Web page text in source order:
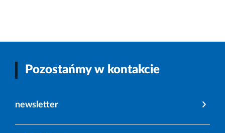
Pozostańmy w kontakcie
newsletter